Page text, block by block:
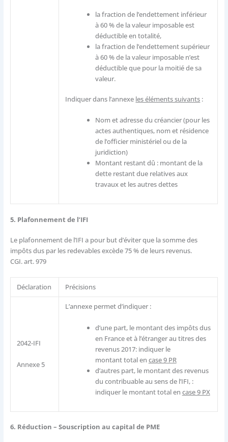
la fraction de l’endettement inférieur
à 60 % de la valeur imposable est
déductible en totalité,
la fraction de l’endettement supérieur
à 60 % de la valeur imposable n’est
déductible que pour la moitié de sa
valeur.
Indiquer dans l’annexe les éléments suivants :
Nom et adresse du créancier (pour les
actes authentiques, nom et résidence
de l’officier ministériel ou de la
juridiction)
Montant restant dû : montant de la
dette restant due relatives aux
travaux et les autres dettes
5. Plafonnement de l’IFI
Le plafonnement de l’IFI a pour but d’éviter que la somme des
impôts dus par les redevables excède 75 % de leurs revenus.
CGI. art. 979
Déclaration Précisions
2042-IFI
Annexe 5
L’annexe permet d’i​ndiquer :
d’une part, le montant des impôts dus
en France et à l’étranger au titres des
revenus 2017: indiquer le
montant total en case 9 PR
d’autres part, le montant des revenus
du contribuable au sens de l’IFI, :
indiquer le montant total en case 9 PX
6. Réduction – Souscription au capital de PME